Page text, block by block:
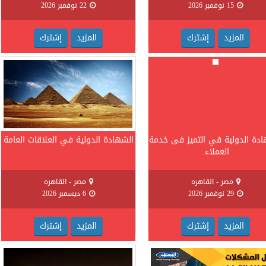
15 نوفمبر 2026
المزيد إشترك
22 نوفمبر 2026
المزيد إشترك
الدولية في التميز فى خدمة
العملاء.
مصر - القاهره
29 نوفمبر 2026
المزيد إشترك
الشهادة الدولية في العلاقات العامة
مصر - القاهره
6 ديسمبر 2026
المزيد إشترك